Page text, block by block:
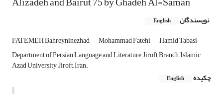
نویسندگان English
FATEMEH Bahreyninezhad Mohammad Fatehi
Hamid Tabasi
Department of Persian Language and Literature, Jiroft Branch, Islamic
Azad University, Jiroft, Iran.
چکیده
English